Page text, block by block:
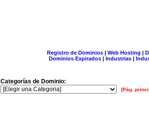
Registro de Dominios| Web Hosting |
Dominios Expirados | Industrias |
Categorías de Dominio:
[Pág.